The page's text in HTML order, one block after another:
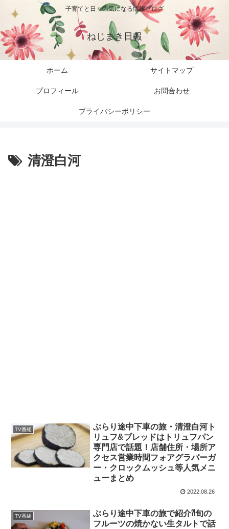
子育てと日々の気になる情報ブログ
ねじまき日報
ホーム サイトマップ
プロフィール お問合わせ
プライバシーポリシー
清澄白河
TV番組
ぶらり途中下車の旅・清澄白河ト
リュフ&ブレッドはトリュフパン
専門店で話題！店舗住所・場所ア
クセス営業時間フォアグラバーガ
ー・クロックムッシュ等人気メニ
ューまとめ
2022.08.26
TV番組
ぶらり途中下車の旅で紹介⁈旬の
フルーツの焼かない生タルトで話